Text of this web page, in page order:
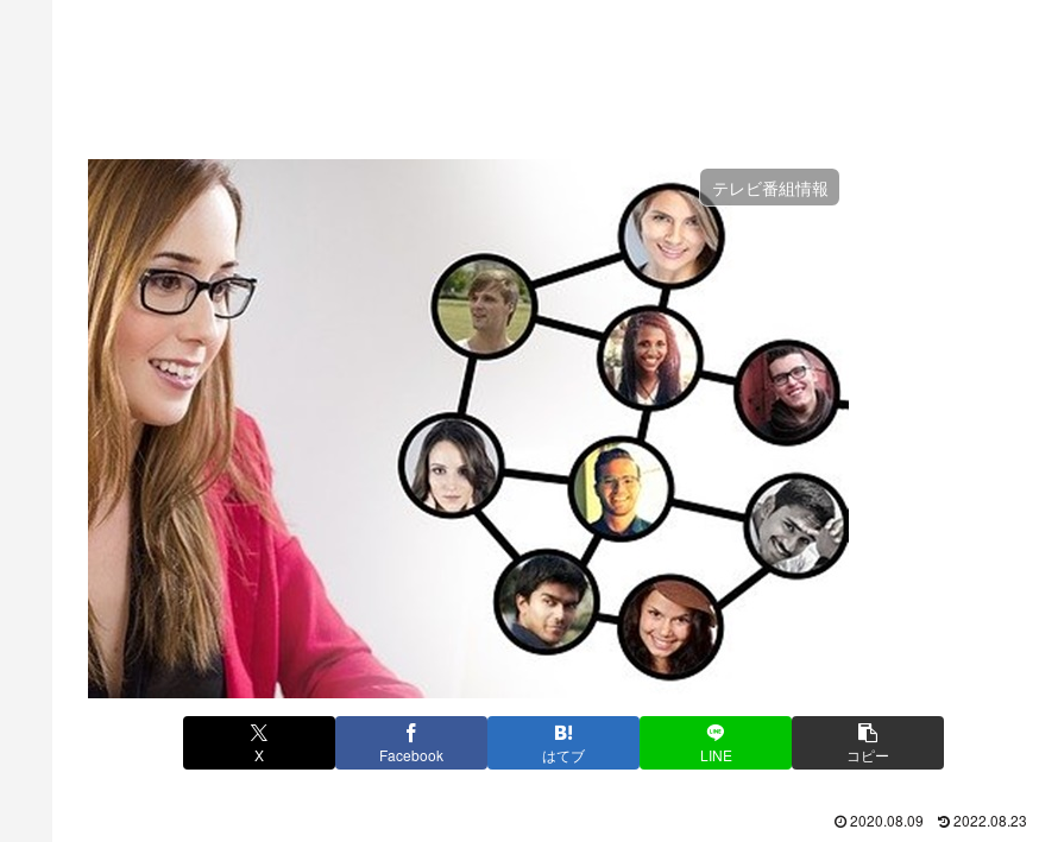
テレビ番組情報
X Facebook はてブ LINE コピー
2020.08.09 2022.08.23